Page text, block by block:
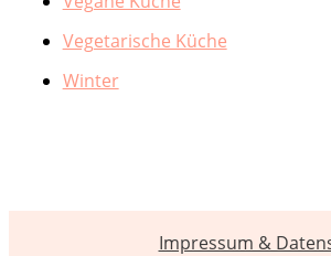
Vegetarische Küche
Winter
Impressum &